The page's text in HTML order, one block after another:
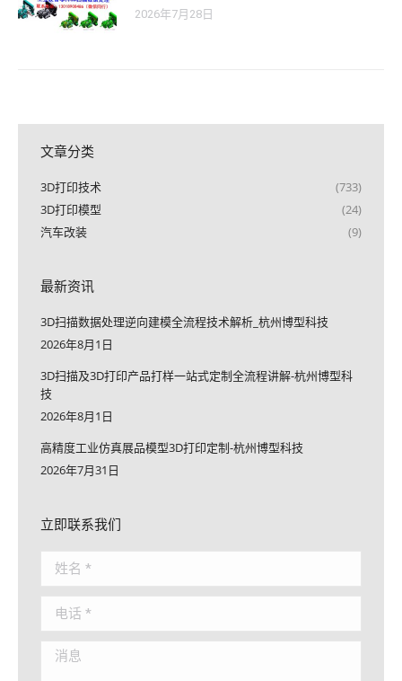
2026年7月28日
文章分类
3D打印技术
(733)
3D打印模型
(24)
汽车改装
(9)
最新资讯
3D扫描数据处理逆向建模全流程技术解析_杭州博型科技
2026年8月1日
3D扫描及3D打印产品打样一站式定制全流程讲解-杭州博型科
技
2026年8月1日
高精度工业仿真展品模型3D打印定制-杭州博型科技
2026年7月31日
立即联系我们
姓名 *
电话 *
消息